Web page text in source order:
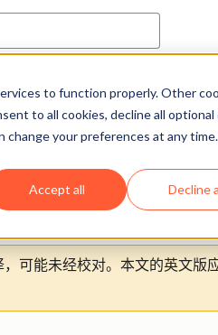
to function properly. Other
to all cookies, decline all optional
change your preferences at any
Accept all Decline
帮助中心
可能未经校对。本文的英文版